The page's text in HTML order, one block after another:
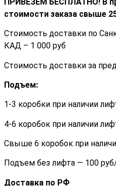
стоимости заказа cвыше
Стоимость доставки по
КАД – 1 000 руб
Стоимость доставки за
Подъем:
1-3 коробки при наличии
4-6 коробок при наличии
Свыше 6 коробок при
Подъем без лифта — 100
Доставка по РФ